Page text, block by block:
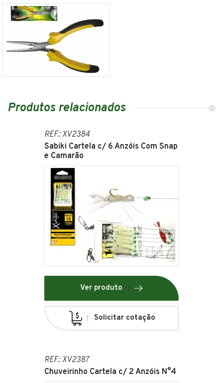
Produtos relacionados
REF.: XV2384
Sabiki Cartela c/ 6 Anzóis Com Snap
e Camarão
Ver produto
Solicitar cotação
REF.: XV2387
Chuveirinho Cartela c/ 2 Anzóis N°4